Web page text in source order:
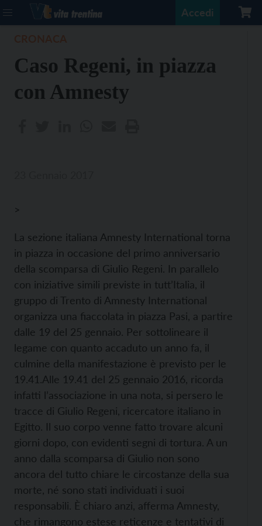
Accedi
Caso Regeni, in piazza
con Amnesty
>
La sezione italiana Amnesty International torna
in piazza in occasione del primo anniversario
della scomparsa di Giulio Regeni. In parallelo
con iniziative simili previste in tutt’Italia, il
gruppo di Trento di Amnesty International
organizza una fiaccolata in piazza Pasi, a partire
dalle 19 del 25 gennaio. Per sottolineare il
legame con quanto accaduto un anno fa, il
culmine della manifestazione è previsto per le
19.41.Alle 19.41 del 25 gennaio 2016, ricorda
infatti l’associazione in una nota, si persero le
tracce di Giulio Regeni, ricercatore italiano in
Egitto. Il suo corpo venne fatto trovare alcuni
giorni dopo, con evidenti segni di tortura. A un
anno dalla scomparsa di Giulio non sono
ancora del tutto chiare le circostanze della sua
morte, né sono stati individuati i suoi
responsabili. È chiaro anzi, afferma Amnesty,
che rimangono estese reticenze e tentativi di